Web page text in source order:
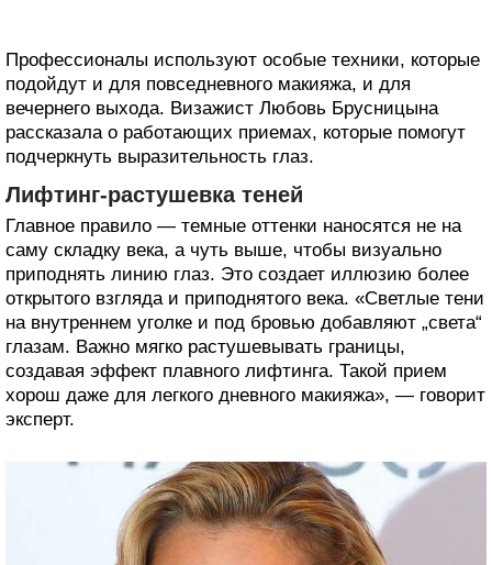
Профессионалы используют особые техники, которые
подойдут и для повседневного макияжа, и для
вечернего выхода. Визажист Любовь Брусницына
рассказала о работающих приемах, которые помогут
подчеркнуть выразительность глаз.
Лифтинг-растушевка теней
Главное правило — темные оттенки наносятся не на
саму складку века, а чуть выше, чтобы визуально
приподнять линию глаз. Это создает иллюзию более
открытого взгляда и приподнятого века. «Светлые тени
на внутреннем уголке и под бровью добавляют „света“
глазам. Важно мягко растушевывать границы,
создавая эффект плавного лифтинга. Такой прием
хорош даже для легкого дневного макияжа», — говорит
эксперт.